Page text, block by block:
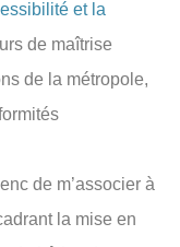
et la
de maîtrise
de la métropole,
de m’associer à
la mise en